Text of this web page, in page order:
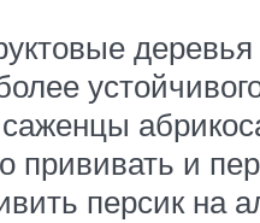
прививать и
персик на